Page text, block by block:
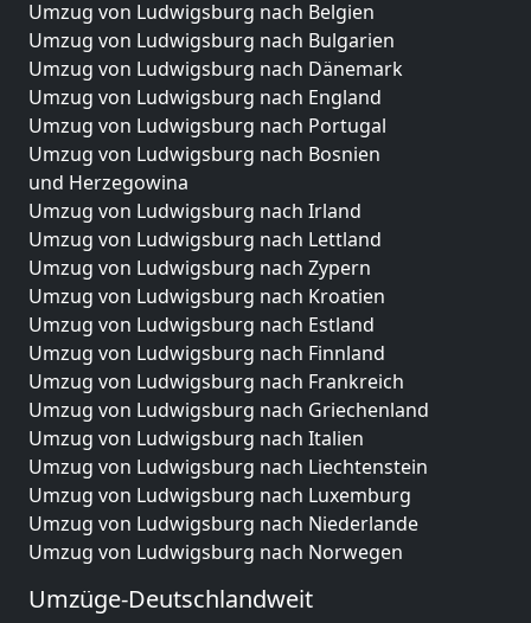
Umzug von Ludwigsburg nach Belgien
Umzug von Ludwigsburg nach Bulgarien
Umzug von Ludwigsburg nach Dänemark
Umzug von Ludwigsburg nach England
Umzug von Ludwigsburg nach Portugal
Umzug von Ludwigsburg nach Bosnien
und Herzegowina
Umzug von Ludwigsburg nach Irland
Umzug von Ludwigsburg nach Lettland
Umzug von Ludwigsburg nach Zypern
Umzug von Ludwigsburg nach Kroatien
Umzug von Ludwigsburg nach Estland
Umzug von Ludwigsburg nach Finnland
Umzug von Ludwigsburg nach Frankreich
Umzug von Ludwigsburg nach Griechenland
Umzug von Ludwigsburg nach Italien
Umzug von Ludwigsburg nach Liechtenstein
Umzug von Ludwigsburg nach Luxemburg
Umzug von Ludwigsburg nach Niederlande
Umzug von Ludwigsburg nach Norwegen
Umzüge-Deutschlandweit